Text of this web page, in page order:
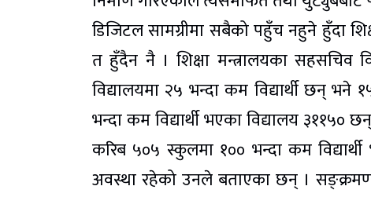
डिजिटल सामग्रीमा सबैको पहुँच नहुने हुँदा
त हुँदैन नै । शिक्षा मन्त्रालयका सहसचिव
विद्यालयमा २५ भन्दा कम विद्यार्थी छन् भने
भन्दा कम विद्यार्थी भएका विद्यालय ३११५०
करिब ५०५ स्कुलमा १०० भन्दा कम
अवस्था रहेको उनले बताएका छन् ।